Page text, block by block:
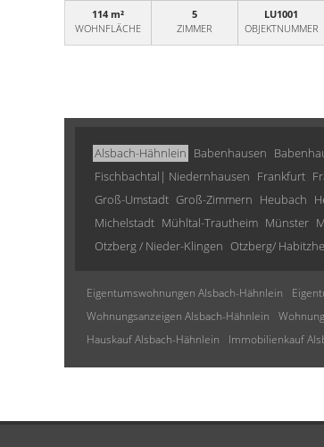
114 m²
WOHNFLÄCHE
5
ZIMMER
LU1001
OBJEKTNUMMER
Alsbach-Hähnlein Babenhausen
Fischbachtal| Niedernhausen Frankfurt
Groß-Umstadt Groß-Zimmern Heubach
Michelstadt Mühltal-Trautheim Münster
Otzberg / Nieder-Klingen Otzberg/
Eigentumswohnungen Alsbach-Hähnlein
Wohnungsanzeigen Alsbach-Hähnlein
Hauskauf Alsbach-Hähnlein
Immobilienkauf